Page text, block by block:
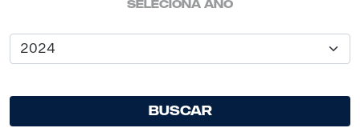
seleciona año
Buscar